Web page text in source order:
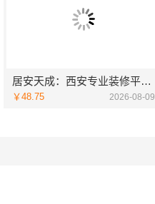
居安天成：西安专业装修平层 免费量房出方案
￥48.75 2026-08-09